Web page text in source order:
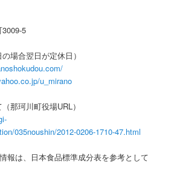
5
場合翌日が定休日）
u_mirano
那珂川町役場URL）
035noushin/2012-0206-1710-47.html
報は、日本食品標準成分表を参考として